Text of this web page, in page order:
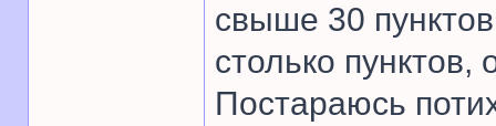
свыше 30
столько пунктов,
Постараюсь